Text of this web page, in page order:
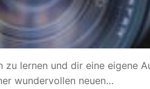
lernen und dir eine eigene
wundervollen neuen…